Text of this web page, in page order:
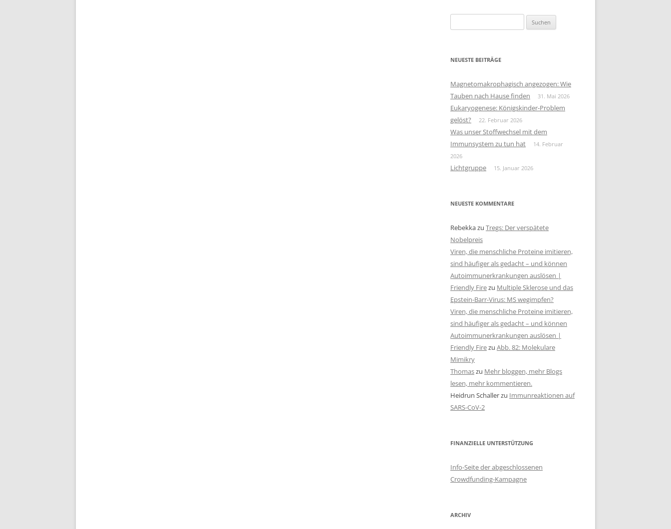
nach:
NEUESTE BEITRÄGE
Magnetomakrophagisch angezogen: Wie
Tauben nach Hause finden
31. Mai 2026
Eukaryogenese: Königskinder-Problem
gelöst?
22. Februar 2026
Was unser Stoffwechsel mit dem
Immunsystem zu tun hat
14. Februar
2026
Lichtgruppe 15. Januar 2026
NEUESTE KOMMENTARE
Rebekkazu Tregs: Der verspätete
Nobelpreis
Viren, die menschliche Proteine imitieren,
sind häufiger als gedacht – und können
Autoimmunerkrankungen auslösen |
Friendly Firezu Multiple Sklerose und das
Epstein-Barr-Virus: MS wegimpfen?
Viren, die menschliche Proteine imitieren,
sind häufiger als gedacht – und können
Autoimmunerkrankungen auslösen |
Friendly Firezu Abb. 82: Molekulare
Mimikry
Thomaszu Mehr bloggen, mehr Blogs
lesen, mehr kommentieren.
Heidrun Schallerzu Immunreaktionen auf
SARS-CoV-2
FINANZIELLE UNTERSTÜTZUNG
Info-Seite der abgeschlossenen
Crowdfunding-Kampagne
ARCHIV